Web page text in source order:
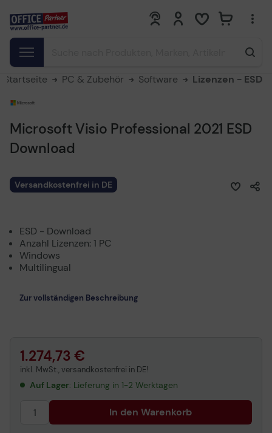
0 0
Startseite PC & Zubehör Software Lizenzen - ESD
Microsoft Visio Professional 2021 ESD
Download
Versandkostenfrei in DE
ESD - Download
Anzahl Lizenzen: 1 PC
Windows
Multilingual
Zur vollständigen Beschreibung
1.274,73 €
inkl. MwSt., versandkostenfrei in DE!
Auf Lager: Lieferung in 1-2 Werktagen
In den Warenkorb